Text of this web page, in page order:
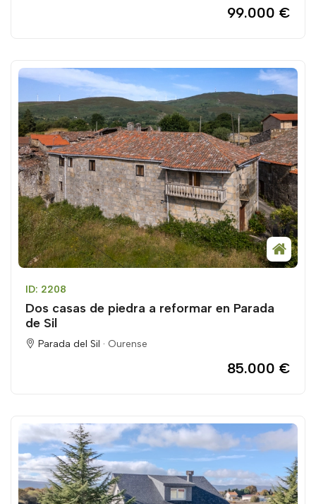
99.000 €
ID: 2208
Dos casas de piedra a reformar en Parada
de Sil
Parada del Sil · Ourense
85.000 €